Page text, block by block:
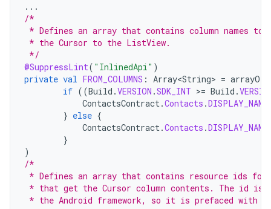
...
/*
* Defines an array that contains column names to
* the Cursor to the ListView.
*/
@SuppressLint( "InlinedApi" )
private val FROM_COLUMNS : Array<String> = arrayOf
if ((Build .VERSION .SDK_INT >= Build .
ContactsContract.Contacts .
} else {
ContactsContract.Contacts .DISPLAY_NAME
}
)
/*
* Defines an array that contains resource ids for
* that get the Cursor column contents. The id is
* the Android framework, so it is prefaced with